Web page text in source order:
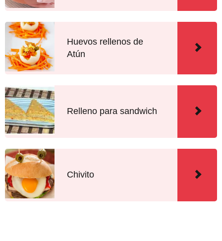
Huevos rellenos de
Atún
Relleno para sandwich
Chivito